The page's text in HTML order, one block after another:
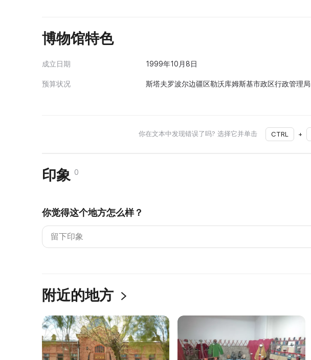
博物馆特色
成立日期 1999年10月8日
预算状况 斯塔夫罗波尔边疆区勒沃库姆斯基市政区行政管理局
你在文本中发现错误了吗? 选择它并单击 CTRL +
印象 0
你觉得这个地方怎么样？
附近的地方